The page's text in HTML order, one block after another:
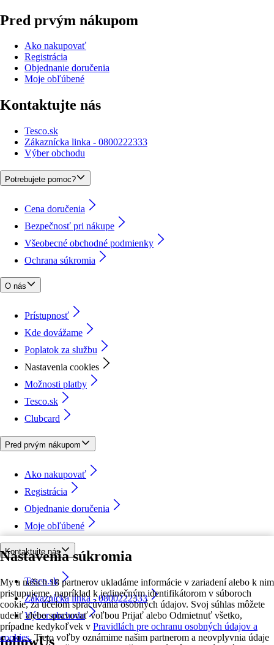
Nastavenia súkromia
My a našich 18 partnerov ukladáme informácie v zariadení alebo k nim
pristupujeme, napríklad k jedinečným identifikátorom v súboroch
cookie, za účelom spracúvania osobných údajov. Svoj súhlas môžete
udeliť alebo spravovať voľbou Prijať alebo Odmietnuť všetko,
prípadne kedykoľvek v Pravidlách pre ochranu osobných údajov a
cookies. Tieto voľby oznámime našim partnerom a neovplyvnia údaje
Pred prvým nákupom
Ako nakupovať
Registrácia
Objednanie doručenia
Moje obľúbené
Kontaktujte nás
Tesco.sk
Zákaznícka linka - 0800222333
Výber obchodu
Potrebujete pomoc?
Cena doručenia
Bezpečnosť pri nákupe
Všeobecné obchodné podmienky
Ochrana súkromia
O nás
Prístupnosť
Kde dovážame
Poplatok za službu
Nastavenia cookies
Možnosti platby
Tesco.sk
Clubcard
Pred prvým nákupom
Ako nakupovať
Registrácia
Objednanie doručenia
Moje obľúbené
Kontaktujte nás
Tesco.sk
Zákaznícka linka - 0800222333
Výber obchodu
followUs